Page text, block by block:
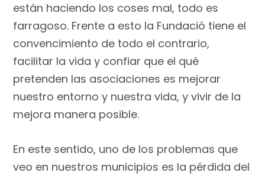
están haciendo los coses mal, todo es
farragoso. Frente a esto la Fundació tiene el
convencimiento de todo el contrario,
facilitar la vida y confiar que el qué
pretenden las asociaciones es mejorar
nuestro entorno y nuestra vida, y vivir de la
mejora manera posible.
En este sentido, uno de los problemas que
veo en nuestros municipios es la pérdida del